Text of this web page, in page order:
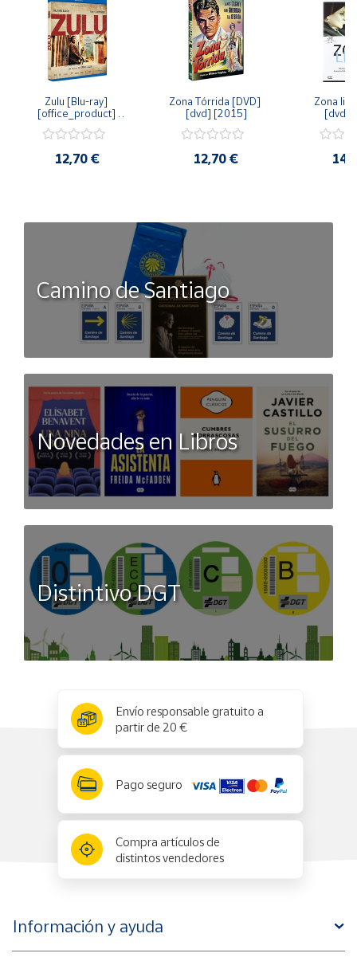
Zulu [Blu-ray]
[office_product]
12,70 €
Zona Tórrida [DVD]
[dvd] [2015]
12,70 €
Zona
[dvd]
Camino de Santiago
Novedades en Libros
Distintivo DGT
Envío responsable gratuito a
partir de 20 €
Pago seguro
Compra artículos de
distintos vendedores
Información y ayuda